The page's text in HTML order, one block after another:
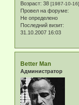
Возраст: 38 [1987-10-16]
Провел на форуме:
Не определено
Последний визит:
31.10.2007 16:03
Better Man
Администратор